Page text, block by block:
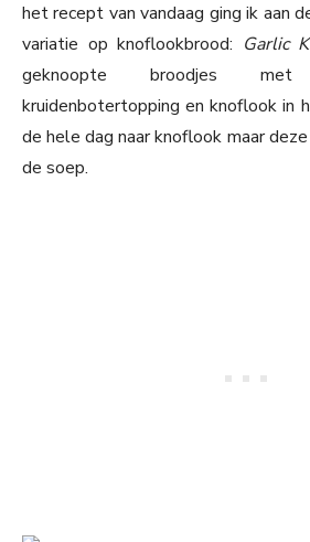
het recept van vandaag ging ik aan
variatie op knoflookbrood: Garlic
geknoopte broodjes
kruidenbotertopping en knoflook in
de hele dag naar knoflook maar
de soep.